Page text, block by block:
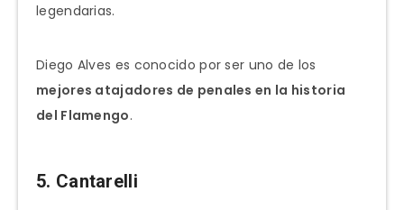
legendarias.
Diego Alves es conocido por ser uno de los
mejores atajadores de penales en la historia
del Flamengo.
5. Cantarelli